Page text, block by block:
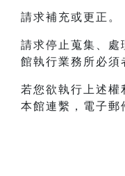
請求補充或更正。
請求停止蒐集、處
館執行業務所必須
若您欲執行上述權
本館連繫，電子郵